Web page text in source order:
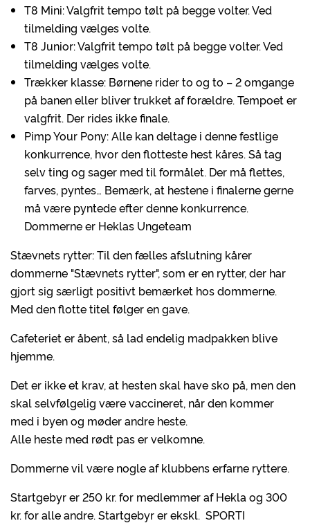
T8 Mini: Valgfrit tempo tølt på begge volter. Ved
tilmelding vælges volte.
T8 Junior: Valgfrit tempo tølt på begge volter. Ved
tilmelding vælges volte.
Trækker klasse: Børnene rider to og to – 2 omgange
på banen eller bliver trukket af forældre. Tempoet er
valgfrit. Der rides ikke finale.
Pimp Your Pony: Alle kan deltage i denne festlige
konkurrence, hvor den flotteste hest kåres. Så tag
selv ting og sager med til formålet. Der må flettes,
farves, pyntes… Bemærk, at hestene i finalerne gerne
må være pyntede efter denne konkurrence.
Dommerne er Heklas Ungeteam
Stævnets rytter: Til den fælles afslutning kårer
dommerne "Stævnets rytter", som er en rytter, der har
gjort sig særligt positivt bemærket hos dommerne.
Med den flotte titel følger en gave.
Cafeteriet er åbent, så lad endelig madpakken blive
hjemme.
Det er ikke et krav, at hesten skal have sko på, men den
skal selvfølgelig være vaccineret, når den kommer
med i byen og møder andre heste.
Alle heste med rødt pas er velkomne.
Dommerne vil være nogle af klubbens erfarne ryttere.
Startgebyr er 250 kr. for medlemmer af Hekla og 300
kr. for alle andre. Startgebyr er ekskl. SPORTI